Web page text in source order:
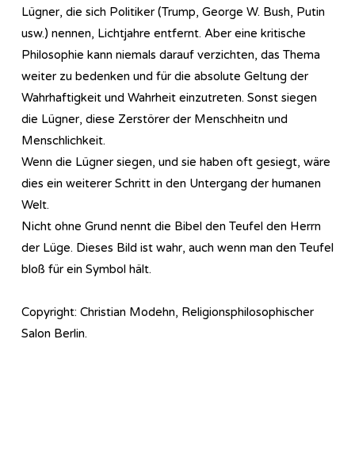
Lügner, die sich Politiker (Trump, George W. Bush, Putin
usw.) nennen, Lichtjahre entfernt. Aber eine kritische
Philosophie kann niemals darauf verzichten, das Thema
weiter zu bedenken und für die absolute Geltung der
Wahrhaftigkeit und Wahrheit einzutreten. Sonst siegen
die Lügner, diese Zerstörer der Menschheitn und
Menschlichkeit.
Wenn die Lügner siegen, und sie haben oft gesiegt, wäre
dies ein weiterer Schritt in den Untergang der humanen
Welt.
Nicht ohne Grund nennt die Bibel den Teufel den Herrn
der Lüge. Dieses Bild ist wahr, auch wenn man den Teufel
bloß für ein Symbol hält.
Copyright: Christian Modehn, Religionsphilosophischer
Salon Berlin.